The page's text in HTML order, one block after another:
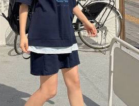
아우터
니트
블라우스
원피스